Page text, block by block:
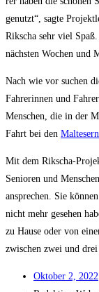
genutzt“, sag­te
Rik­scha sehr viel
nächs­ten Wochen und
Nach wie vor suchen
Fah­re­rin­nen und
Men­schen, die in der
Fahrt bei den
Mit dem Rik­scha-
Senio­ren und
anspre­chen. Sie
nicht mehr gese­hen
zu Hau­se oder von
zwi­schen zwei und drei
Okto­ber 2, 2022